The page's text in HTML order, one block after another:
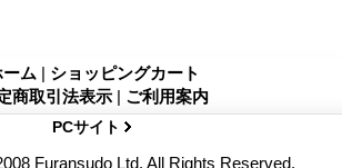
ム | ショッピングカート
商取引法表示 | ご利用案内
PCサイト
Furansudo Ltd. All Rights Reserved.